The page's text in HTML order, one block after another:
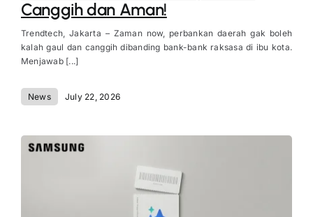
Canggih dan Aman!
Trendtech, Jakarta – Zaman now, perbankan daerah gak boleh
kalah gaul dan canggih dibanding bank-bank raksasa di ibu kota.
Menjawab [...]
News July 22, 2026